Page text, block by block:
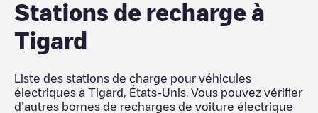
Stations de recharge à
Tigard
Liste des stations de charge pour véhicules
électriques à Tigard États-Unis . Vous pouvez vérifier
d'autres bornes de recharges de voiture électrique